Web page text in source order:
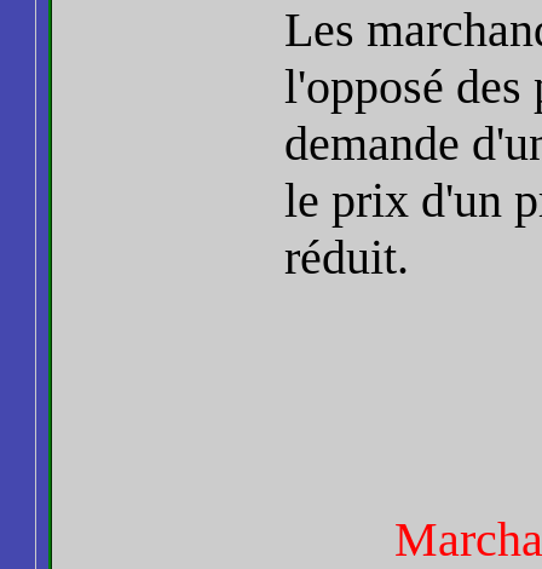
Les
l'opposé des
demande
le prix d'un
réduit.